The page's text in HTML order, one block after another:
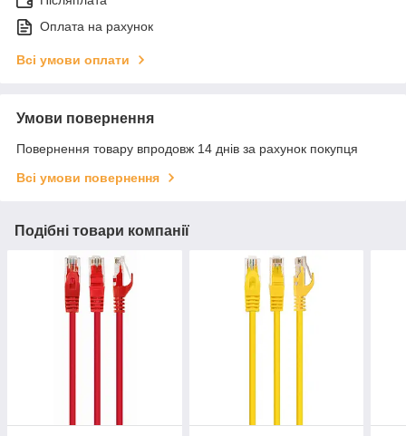
Оплата на рахунок
Всі умови оплати
Умови повернення
Повернення товару впродовж 14 днів за рахунок покупця
Всі умови повернення
Подібні товари компанії